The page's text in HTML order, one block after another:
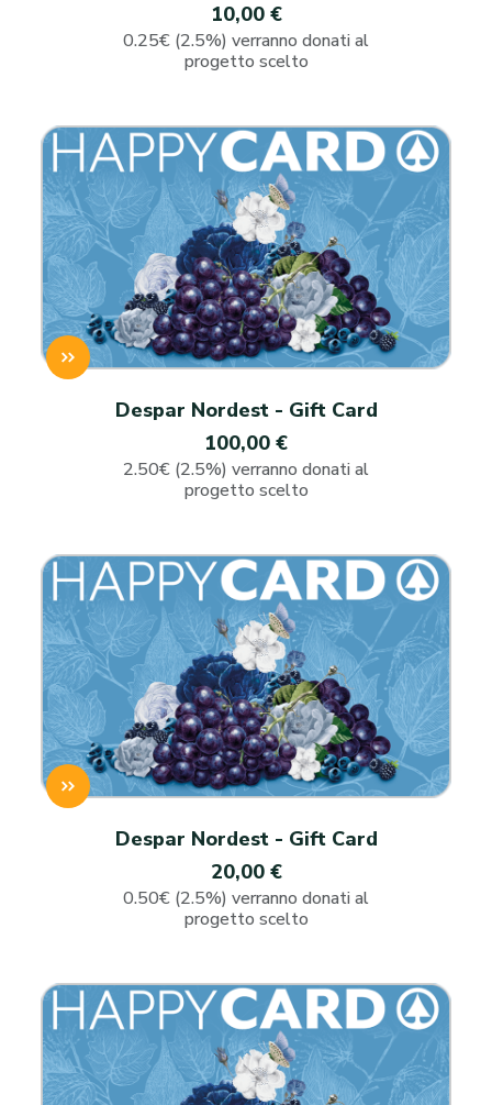
10,00 €
0.25€ (2.5%) verranno donati al
progetto scelto
Despar Nordest - Gift Card
100,00 €
2.50€ (2.5%) verranno donati al
progetto scelto
Despar Nordest - Gift Card
20,00 €
0.50€ (2.5%) verranno donati al
progetto scelto